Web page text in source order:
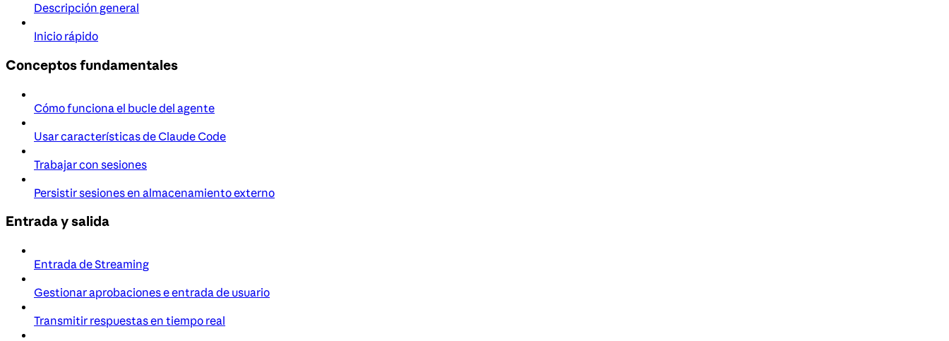
Descripción general
Inicio rápido
Conceptos fundamentales
Cómo funciona el bucle del agente
Usar características de Claude Code
Trabajar con sesiones
Persistir sesiones en almacenamiento externo
Entrada y salida
Entrada de Streaming
Gestionar aprobaciones e entrada de usuario
Transmitir respuestas en tiempo real